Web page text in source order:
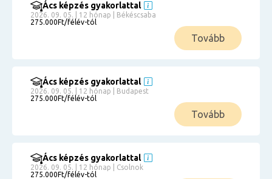
Ács képzés gyakorlattal
2026. 09. 05. | 12 hónap | Békéscsaba
275.000Ft/félév-tól
Tovább
Ács képzés gyakorlattal
2026. 09. 05. | 12 hónap | Budapest
275.000Ft/félév-tól
Tovább
Ács képzés gyakorlattal
2026. 09. 05. | 12 hónap | Csolnok
275.000Ft/félév-tól